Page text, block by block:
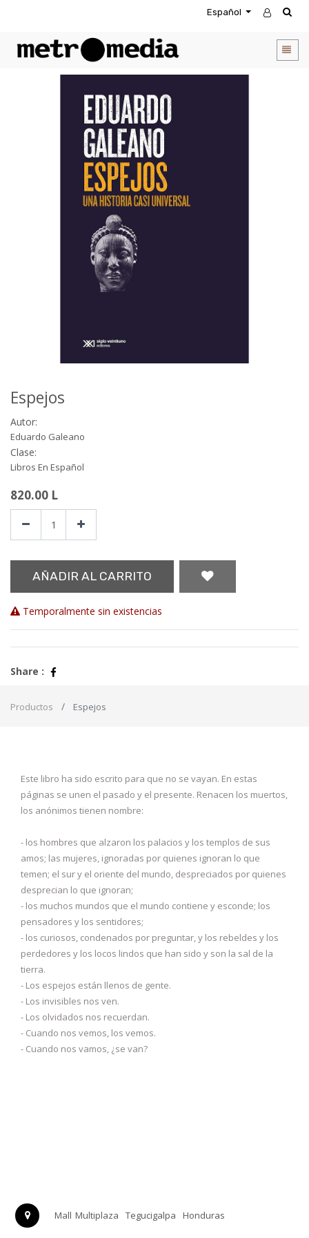
Español
Espejos
Autor:
Eduardo Galeano
Clase:
Libros En Español
820.00 L
AÑADIR AL CARRITO
Temporalmente sin existencias
Share :
Productos Espejos
Este libro ha sido escrito para que no se vayan. En estas
páginas se unen el pasado y el presente. Renacen los muertos,
los anónimos tienen nombre:
- los hombres que alzaron los palacios y los templos de sus
amos; las mujeres, ignoradas por quienes ignoran lo que
temen; el sur y el oriente del mundo, despreciados por quienes
desprecian lo que ignoran;
- los muchos mundos que el mundo contiene y esconde; los
pensadores y los sentidores;
- los curiosos, condenados por preguntar, y los rebeldes y los
perdedores y los locos lindos que han sido y son la sal de la
tierra.
- Los espejos están llenos de gente.
- Los invisibles nos ven.
- Los olvidados nos recuerdan.
- Cuando nos vemos, los vemos.
- Cuando nos vamos, ¿se van?
Mall Multiplaza Tegucigalpa Honduras